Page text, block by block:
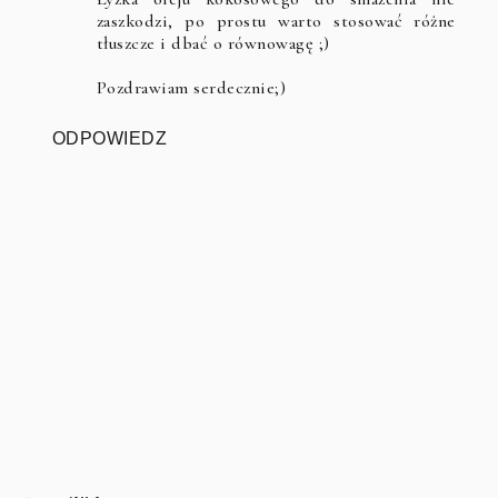
zaszkodzi, po prostu warto stosować różne
tłuszcze i dbać o równowagę ;)
Pozdrawiam serdecznie;)
ODPOWIEDZ